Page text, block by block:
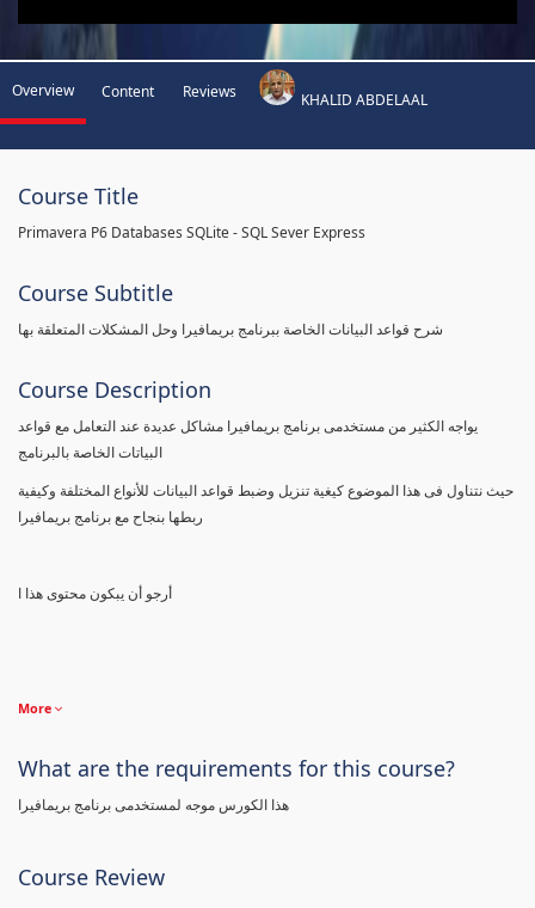
Overview Content Reviews KHALID ABDELAAL
Course Title
Primavera P6 Databases SQLite - SQL Sever Express
Course Subtitle
شرح قواعد البيانات الخاصة ببرنامج بريمافيرا وحل المشكلات المتعلقة بها
Course Description
يواجه الكثير من مستخدمى برنامج بريمافيرا مشاكل عديدة عند التعامل مع قواعد
البياتات الخاصة بالبرنامج
حيث نتناول فى هذا الموضوع كيغية تنزيل وضبط قواعد البيانات للأنواع المختلفة وكيفية
ربطها بنجاح مع برنامج بريمافيرا
أرجو أن يبكون محتوى هذا ا
More
What are the requirements for this course?
هذا الكورس موجه لمستخدمى برنامج بريمافيرا
Course Review